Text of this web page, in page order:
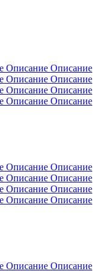
Описание Описание
Описание Описание
Описание Описание
Описание Описание
Описание Описание
Описание Описание
Описание Описание
Описание Описание
Описание Описание